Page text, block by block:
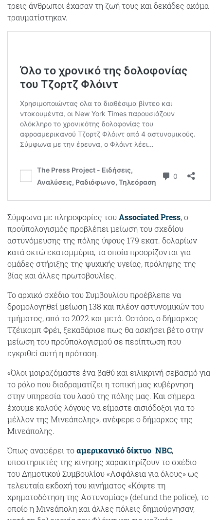
τρεις άνθρωποι έχασαν τη ζωή τους και δεκάδες ακόμα
τραυματίστηκαν.
Σύμφωνα με πληροφορίες τουAssociated Press, ο
προϋπολογισμός προβλέπει μείωση του σχεδίου
αστυνόμευσης της πόλης ύψους 179 εκατ. δολαρίων
κατά οκτώ εκατομμύρια, τα οποία προορίζονται για
ομάδες στήριξης της ψυχικής υγείας, πρόληψης της
βίας και άλλες πρωτοβουλίες.
Το αρχικό σχέδιο του Συμβουλίου προέβλεπε να
δρομολογηθεί μείωση 138 και πλέον αστυνομικών του
τμήματος, από το 2022 και μετά. Ωστόσο, ο δήμαρχος
Τζέικομπ Φρέι, ξεκαθάρισε πως θα ασκήσει βέτο στην
μείωση του προϋπολογισμού σε περίπτωση που
εγκριθεί αυτή η πρόταση.
«Όλοι μοιραζόμαστε ένα βαθύ και ειλικρινή σεβασμό για
το ρόλο που διαδραματίζει η τοπική μας κυβέρνηση
στην υπηρεσία του λαού της πόλης μας. Και σήμερα
έχουμε καλούς λόγους να είμαστε αισιόδοξοι για το
μέλλον της Μινεάπολης», ανέφερε ο δήμαρχος της
Μινεάπολης.
Όπως αναφέρει τοαμερικανικό δίκτυο NBC,
υποστηρικτές της κίνησης χαρακτηρίζουν το σχέδιο
του Δημοτικού Συμβουλίου «Ασφάλεια για όλους» ως
τελευταία εκδοχή του κινήματος «Κόψτε τη
χρηματοδότηση της Αστυνομίας» (defund the police), το
οποίο η Μινεάπολη και άλλες πόλεις δημιούργησαν,